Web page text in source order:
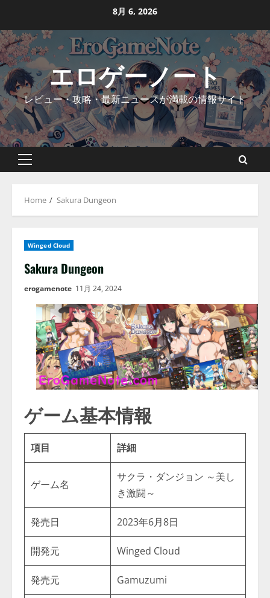
content
8月 6, 2026
エロゲーノート
レビュー・攻略・最新ニュースが満載の情報サイト
Primary
Home Sakura Dungeon
Winged Cloud
Sakura Dungeon
erogamenote 11月 24, 2024
ゲーム基本情報
項目 詳細
ゲーム名
サクラ・ダンジョン ～美し
き激闘～
発売日 2023年6月8日
開発元 Winged Cloud
発売元 Gamuzumi